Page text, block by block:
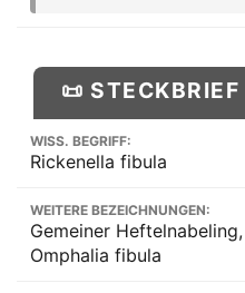
📜 STECKBRIEF
WISS. BEGRIFF:
Rickenella fibula
WEITERE BEZEICHNUNGEN:
Gemeiner
Omphalia fibula